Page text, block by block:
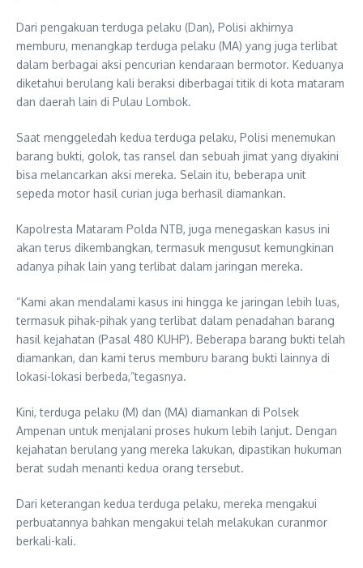
Dari pengakuan terduga pelaku (Dan), Polisi akhirnya
memburu, menangkap terduga pelaku (MA) yang juga terlibat
dalam berbagai aksi pencurian kendaraan bermotor. Keduanya
diketahui berulang kali beraksi diberbagai titik di kota mataram
dan daerah lain di Pulau Lombok.
Saat menggeledah kedua terduga pelaku, Polisi menemukan
barang bukti, golok, tas ransel dan sebuah jimat yang diyakini
bisa melancarkan aksi mereka. Selain itu, beberapa unit
sepeda motor hasil curian juga berhasil diamankan.
Kapolresta Mataram Polda NTB, juga menegaskan kasus ini
akan terus dikembangkan, termasuk mengusut kemungkinan
adanya pihak lain yang terlibat dalam jaringan mereka.
“Kami akan mendalami kasus ini hingga ke jaringan lebih luas,
termasuk pihak-pihak yang terlibat dalam penadahan barang
hasil kejahatan (Pasal 480 KUHP). Beberapa barang bukti telah
diamankan, dan kami terus memburu barang bukti lainnya di
lokasi-lokasi berbeda,”tegasnya.
Kini, terduga pelaku (M) dan (MA) diamankan di Polsek
Ampenan untuk menjalani proses hukum lebih lanjut. Dengan
kejahatan berulang yang mereka lakukan, dipastikan hukuman
berat sudah menanti kedua orang tersebut.
Dari keterangan kedua terduga pelaku, mereka mengakui
perbuatannya bahkan mengakui telah melakukan curanmor
berkali-kali.